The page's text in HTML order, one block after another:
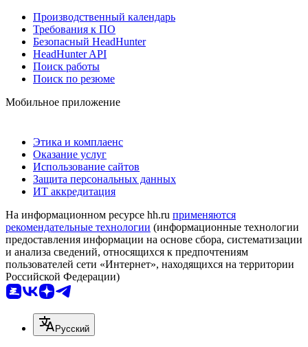
Производственный календарь
Требования к ПО
Безопасный HeadHunter
HeadHunter API
Поиск работы
Поиск по резюме
Мобильное приложение
Этика и комплаенс
Оказание услуг
Использование сайтов
Защита персональных данных
ИТ аккредитация
На информационном ресурсе hh.ru применяются
рекомендательные технологии (информационные технологии
предоставления информации на основе сбора, систематизации
и анализа сведений, относящихся к предпочтениям
пользователей сети «Интернет», находящихся на территории
Российской Федерации)
Русский